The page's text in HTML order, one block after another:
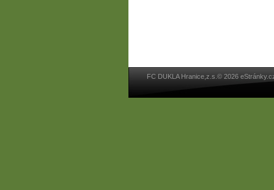
FC DUKLA Hranice,z.s.© 2026